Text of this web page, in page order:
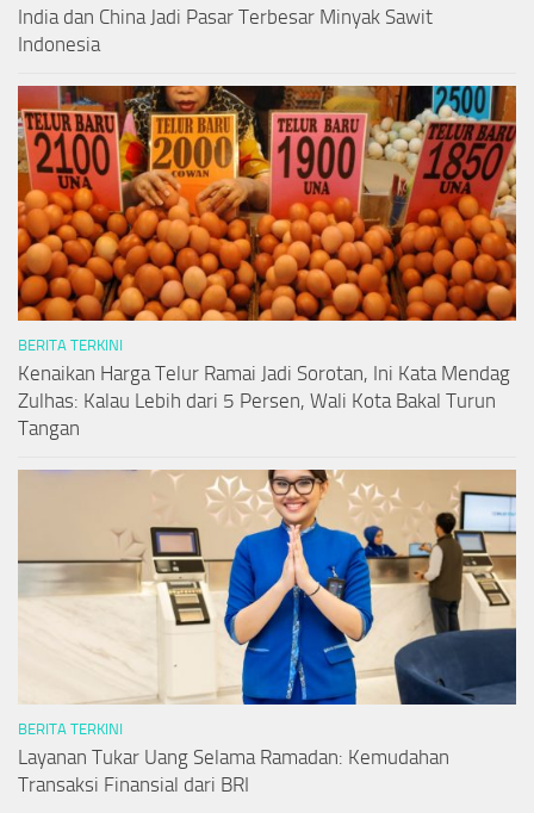
India dan China Jadi Pasar Terbesar Minyak Sawit
Indonesia
BERITA TERKINI
Kenaikan Harga Telur Ramai Jadi Sorotan, Ini Kata Mendag
Zulhas: Kalau Lebih dari 5 Persen, Wali Kota Bakal Turun
Tangan
BERITA TERKINI
Layanan Tukar Uang Selama Ramadan: Kemudahan
Transaksi Finansial dari BRI